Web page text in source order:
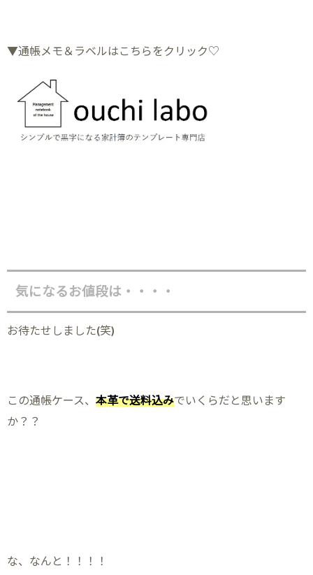
▼通帳メモ＆ラベルはこちらをクリック♡
気になるお値段は・・・・
お待たせしました(笑)
この通帳ケース、 本革で送料込みでいくらだと思います
か？？
な、なんと！！！！